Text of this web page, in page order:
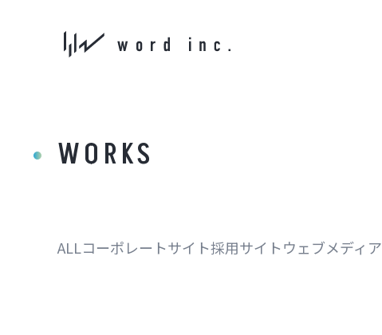
WORKS
ALLコーポレートサイト採用サイトウェブメディア